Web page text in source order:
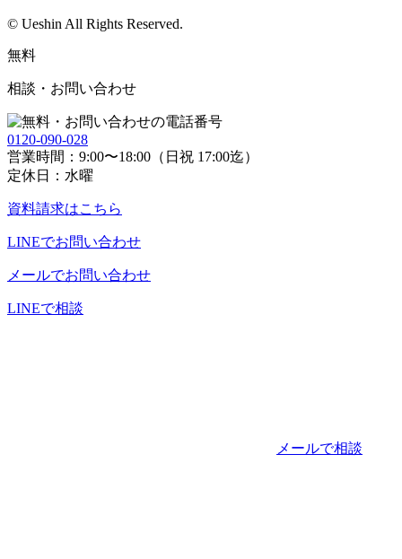
© Ueshin All Rights Reserved.
無料
相談・お問い合わせ
0120-090-028
営業時間：9:00〜18:00（日祝 17:00迄）
定休日：水曜
資料請求はこちら
LINEでお問い合わせ
メールでお問い合わせ
LINEで相談
メールで相談